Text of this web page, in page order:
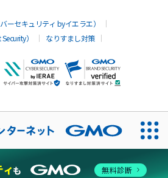
ーセキュリティ byイエラエ）
）
なりすまし対策
無料診断